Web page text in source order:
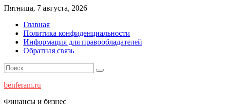
Перейти
содержимому
Пятница, 7 августа, 2026
Главная
Политика конфиденциальности
Информация для правообладателей
Обратная связь
benferam.ru
Финансы и бизнес